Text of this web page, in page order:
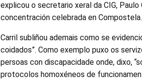
explicou o secretario xeral da CIG, Paulo
concentración celebrada en Compostela.
Carril subliñou ademais como se
coidados”. Como exemplo puxo os
persoas con discapacidade onde, dixo,
protocolos homoxéneos de